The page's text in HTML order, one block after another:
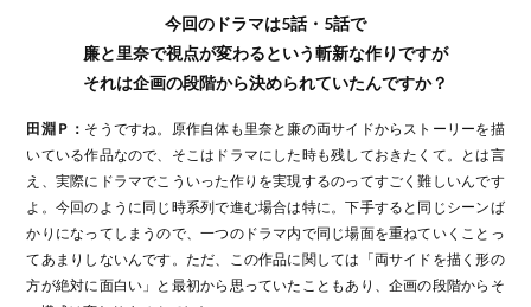
今回のドラマは5話・5話で
廉と里奈で視点が変わるという斬新な作りですが
それは企画の段階から決められていたんですか？
田淵Ｐ： そうですね。原作自体も里奈と廉の両サイドからストーリーを描
いている作品なので、そこはドラマにした時も残しておきたくて。とは言
え、実際にドラマでこういった作りを実現するのってすごく難しいんです
よ。今回のように同じ時系列で進む場合は特に。下手すると同じシーンば
かりになってしまうので、一つのドラマ内で同じ場面を重ねていくことっ
てあまりしないんです。ただ、この作品に関しては「両サイドを描く形の
方が絶対に面白い」と最初から思っていたこともあり、企画の段階からそ